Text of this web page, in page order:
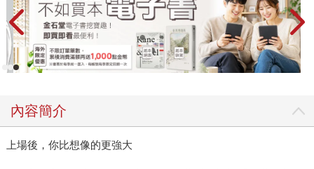
內容簡介
上場後，你比想像的更強大